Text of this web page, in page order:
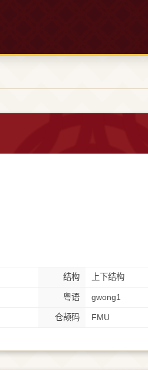
结构 上下结构
粤语 gwong1
仓颉码 FMU